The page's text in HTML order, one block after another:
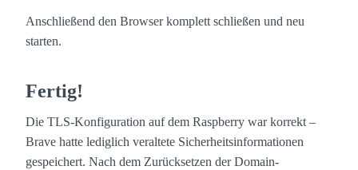
Anschließend den Browser komplett schließen und neu
starten.
Fertig!
Die TLS-Konfiguration auf dem Raspberry war korrekt –
Brave hatte lediglich veraltete Sicherheitsinformationen
gespeichert. Nach dem Zurücksetzen der Domain-